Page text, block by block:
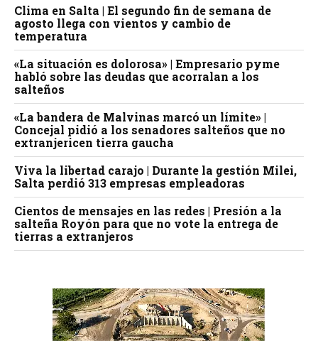
Clima en Salta | El segundo fin de semana de
agosto llega con vientos y cambio de
temperatura
«La situación es dolorosa» | Empresario pyme
habló sobre las deudas que acorralan a los
salteños
«La bandera de Malvinas marcó un límite» |
Concejal pidió a los senadores salteños que no
extranjericen tierra gaucha
Viva la libertad carajo | Durante la gestión Milei,
Salta perdió 313 empresas empleadoras
Cientos de mensajes en las redes | Presión a la
salteña Royón para que no vote la entrega de
tierras a extranjeros